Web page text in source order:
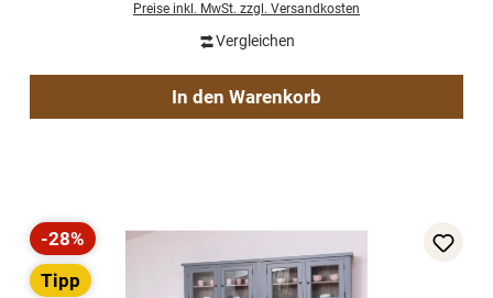
Preise inkl. MwSt. zzgl. Versandkosten
Vergleichen
In den Warenkorb
Rabatt
-28%
Tipp